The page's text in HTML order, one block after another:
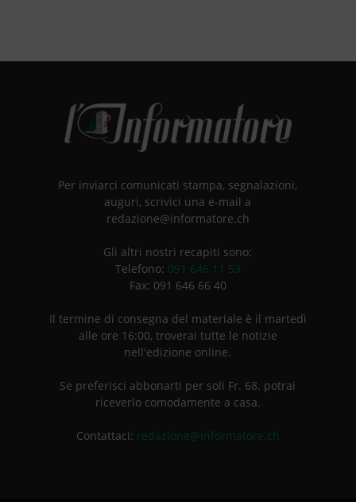
Per inviarci comunicati stampa, segnalazioni,
auguri, scrivici una e-mail a
redazione@informatore.ch
Gli altri nostri recapiti sono:
Telefono: 091 646 11 53
Fax: 091 646 66 40
Il termine di consegna del materiale è il martedì
alle ore 16:00, troverai tutte le notizie
nell'edizione online.
Se preferisci abbonarti per soli Fr. 68. potrai
riceverlo comodamente a casa.
Contattaci: redazione@informatore.ch